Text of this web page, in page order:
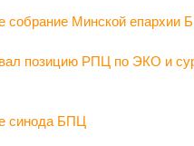
собрание Минской епархии
позицию РПЦ по ЭКО и
синода БПЦ